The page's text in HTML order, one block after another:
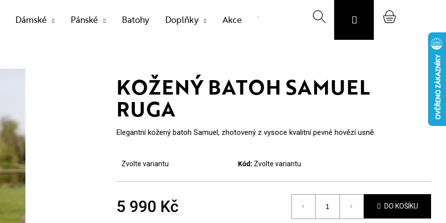
Dámské Pánské Batohy Doplňky Akce Výprodej vzorků Svojost O nás
HledatPřihlášeníNákupní
KOŽENÝ BATOH SAMUEL
RUGA
Elegantní kožený batoh Samuel, zhotovený z vysoce kvalitní pevné hovězí usně.
Zvolte variantu Kód: Zvolte variantu
5 990 Kč DO KOŠÍKU
NAJÍT?
Doporučujeme